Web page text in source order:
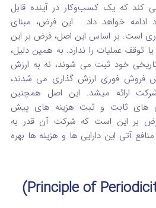
کند که یک کسب‌وکار در آینده قابل
خواهد داد.
این فرض، مبنای
است. بر اساس این اصل، فرض بر این
عملیات را ندارد. به همین دلیل،
تاریخی خود ثبت می‌ شوند، نه به ارزش
فروش فوری ارزش‌ گذاری می‌ شدند،
شرکت ارائه میشد. این اصل همچنین
های ثابت و ثبت هزینه‌ های پیش‌
بر این است که شرکت آن‌ قدر به
آتی این دارایی‌ ها و هزینه‌ ها بهره‌